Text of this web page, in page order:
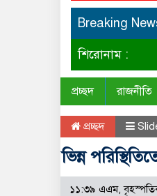
Breaking
শিরোনাম :
প্রচ্ছদ রাজনীতি
প্রচ্ছদ
ভিন্ন
১১:৩৯ এএম,